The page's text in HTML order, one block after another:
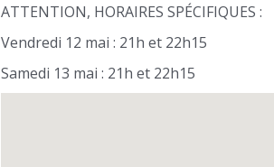
ATTENTION, HORAIRES SPÉCIFIQUES :
Vendredi 12 mai : 21h et 22h15
Samedi 13 mai : 21h et 22h15